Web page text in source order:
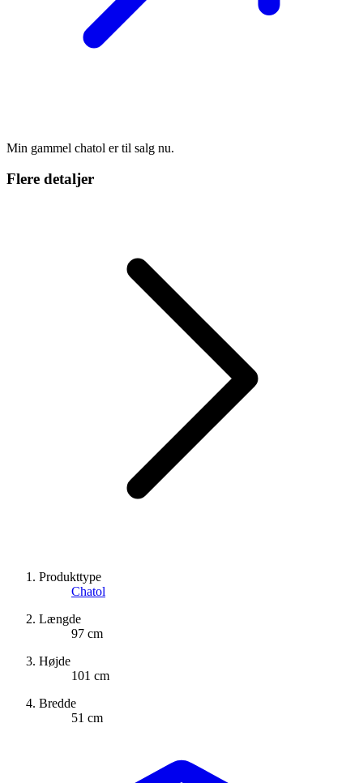
Min gammel chatol er til salg nu.
Flere detaljer
Produkttype
Chatol
Længde
97 cm
Højde
101 cm
Bredde
51 cm